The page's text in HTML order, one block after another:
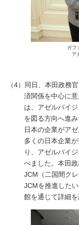
ガフ
ア
（4）同日、本田政務
済関係を中心に
は、アゼルバイ
を図る方向へ進
日本の企業がア
多くの日本企業
り、アゼルバイ
べました。本田
JCM（二国間ク
JCMを推進した
館を通じて詳細を